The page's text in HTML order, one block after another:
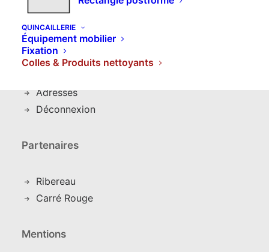
QUINCAILLERIE
Équipement mobilier
Fixation
Colles & Produits nettoyants
Mon compte
Détails du compte
Adresses
Déconnexion
Partenaires
Ribereau
Carré Rouge
Mentions